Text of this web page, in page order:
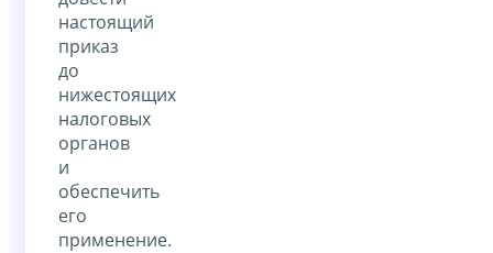
настоящий
приказ
до
нижестоящих
налоговых
органов
и
обеспечить
его
применение.